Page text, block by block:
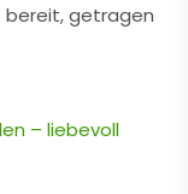
bereit, getragen
– liebevoll